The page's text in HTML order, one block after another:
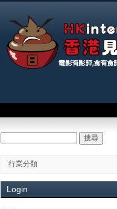
行業分類
Login